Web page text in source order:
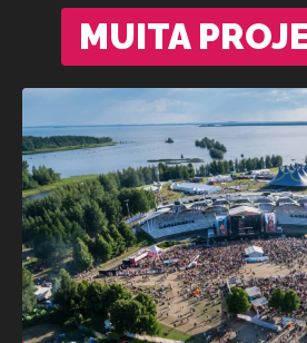
MUITA